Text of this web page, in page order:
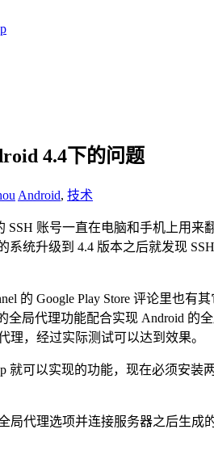
4.4下的问题
Android, 技术
SSH 账号一直在电脑和手机上用来
系统升级到 4.4 版本之后就发现
的 Google Play Store 评论里也
全局代理功能配合实现 Android 的
理，经过实际测试可以达到效果。
就可以实现的功能，现在必须安装
局代理选项并连接服务器之后生成